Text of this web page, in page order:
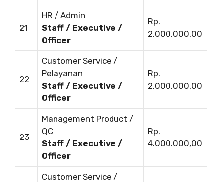
21
HR / Admin
Staff / Executive /
Officer
Rp.
2.000.000,00
22
Customer Service /
Pelayanan
Staff / Executive /
Officer
Rp.
2.000.000,00
23
Management Product /
QC
Staff / Executive /
Officer
Rp.
4.000.000,00
Customer Service /